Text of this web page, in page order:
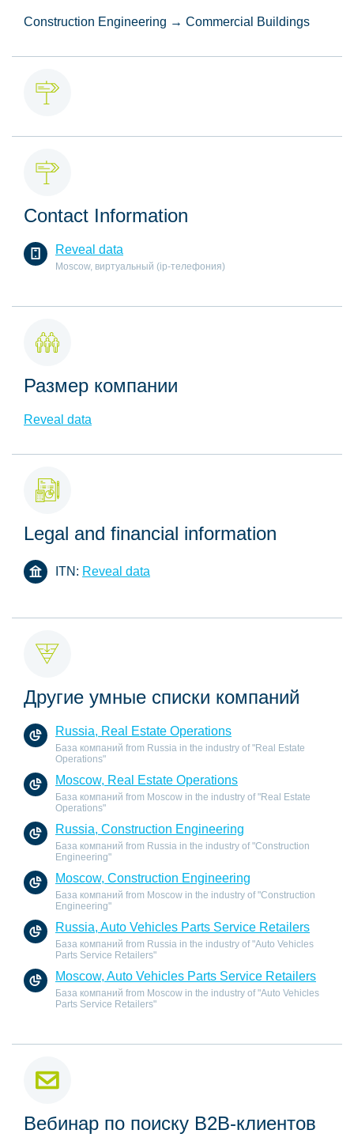
Construction Engineering → Commercial Buildings
Contact Information
Reveal data
Moscow, виртуальный (ip-телефония)
Размер компании
Reveal data
Legal and financial information
ITN: Reveal data
Другие умные списки компаний
Russia, Real Estate Operations
База компаний from Russia in the industry of "Real Estate
Operations"
Moscow, Real Estate Operations
База компаний from Moscow in the industry of "Real Estate
Operations"
Russia, Construction Engineering
База компаний from Russia in the industry of "Construction
Engineering"
Moscow, Construction Engineering
База компаний from Moscow in the industry of "Construction
Engineering"
Russia, Auto Vehicles Parts Service Retailers
База компаний from Russia in the industry of "Auto Vehicles
Parts Service Retailers"
Moscow, Auto Vehicles Parts Service Retailers
База компаний from Moscow in the industry of "Auto Vehicles
Parts Service Retailers"
Вебинар по поиску B2B-клиентов